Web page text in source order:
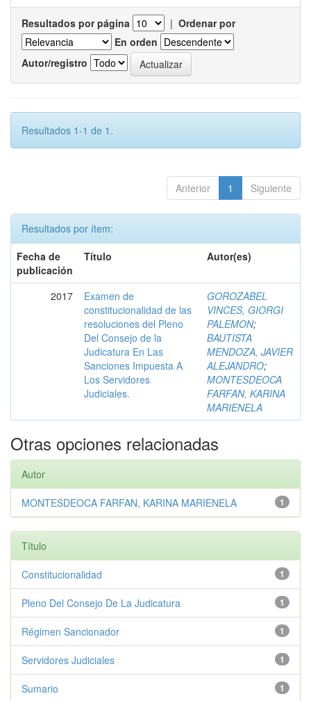
Resultados por página | Ordenar por
En orden
Autor/registro
Resultados 1-1 de 1.
Anterior 1 Siguiente
Resultados por ítem:
Fecha de
publicación
Título Autor(es)
2017
Examen de
constitucionalidad de las
resoluciones del Pleno
Del Consejo de la
Judicatura En Las
Sanciones Impuesta A
Los Servidores
Judiciales.
GOROZABEL
VINCES, GIORGI
PALEMON;
BAUTISTA
MENDOZA, JAVIER
ALEJANDRO;
MONTESDEOCA
FARFAN, KARINA
MARIENELA
Otras opciones relacionadas
Autor
1
MONTESDEOCA FARFAN, KARINA MARIENELA
Título
1
Constitucionalidad
1
Pleno Del Consejo De La Judicatura
1
Régimen Sancionador
1
Servidores Judiciales
1
Sumario